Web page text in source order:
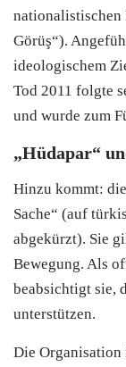
Görüş“).
ideologischem
Tod 2011 folgte
und wurde zum
„Hüdapar“
Hinzu kommt:
Sache“ (auf
abgekürzt). Sie
Bewegung. Als
beabsichtigt sie,
unterstützen.
Die Organisation